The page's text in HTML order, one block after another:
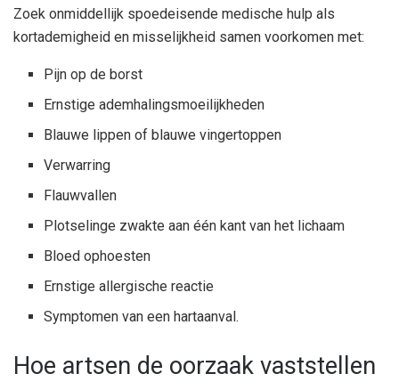
Zoek onmiddellijk spoedeisende medische hulp als
kortademigheid en misselijkheid samen voorkomen met:
Pijn op de borst
Ernstige ademhalingsmoeilijkheden
Blauwe lippen of blauwe vingertoppen
Verwarring
Flauwvallen
Plotselinge zwakte aan één kant van het lichaam
Bloed ophoesten
Ernstige allergische reactie
Symptomen van een hartaanval.
Hoe artsen de oorzaak vaststellen